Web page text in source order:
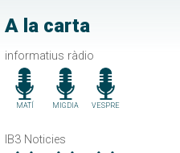
A la carta
informatius ràdio
MATÍ MIGDIA VESPRE
IB3 Noticies